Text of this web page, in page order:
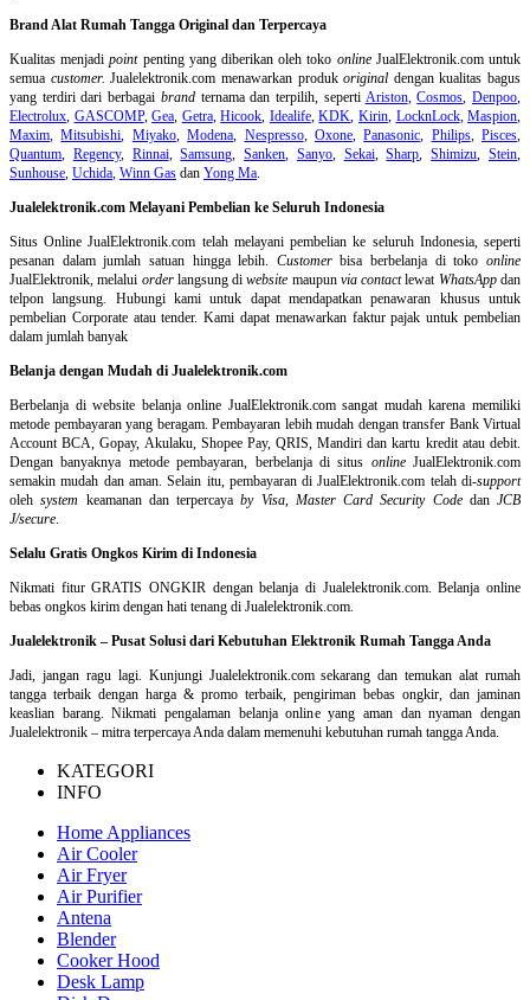
Brand Alat Rumah Tangga Original dan Terpercaya
Kualitas menjadipointpenting yang diberikan oleh toko onlineJualElektronik.com untuk
semua customer. Jualelektronik.com menawarkan produkoriginal dengan kualitas bagus
yang terdiri dari berbagai brandternama dan terpilih, seperti Ariston,Cosmos ,Denpoo
Electrolux GASCOMP,Gea Getra,Hicook Idealife,KDK Kirin, LocknLock,Maspion
Maxim ,Mitsubishi Miyako,Modena Nespresso, Oxone,Panasonic Philips, Pisces
Quantum
Regency, Rinnai,Samsung ,Sanken Sanyo, Sekai,Sharp ,Shimizu ,Stein
Sunhouse Uchida Winn Gas dan Yong Ma
Jualelektronik.com Melayani Pembelian ke Seluruh Indonesia
Situs Online JualElektronik.com telah melayani pembelian ke seluruh Indonesia, seperti
pesanan dalam jumlah satuan hingga lebih. Customerbisa berbelanja di tokoonline
JualElektronik, melalui orderlangsung diwebsite maupun via contactlewat WhatsAppdan
telpon langsung
Hubungi kami untuk dapat mendapatkan penawaran khusus untuk
pembelian Corporate atau tender. Kami dapat menawarkan faktur pajak untuk pembelian
dalam jumlah banyak
Belanja dengan Mudah di Jualelektronik.com
Berbelanja diwebsite belanja online JualElektronik.com sangat mudah karena memiliki
metode pembayaran yang beragam. Pembayaran lebih mudah dengan transfer Bank Virtual
Account BCA, Gopay, Akulaku, Shopee Pay, QRIS, Mandiri dan kartu kredit atau debit.
Dengan banyaknya metode pembayaran, berbelanja di situs onlineJualElektronik.com
semakin mudah dan aman. Selain itu, pembayaran di JualElektronik.com telah di-support
olehsystem keamanan dan terpercayaby Visa, Master Card Security Codedan JCB
J/secure
Selalu Gratis Ongkos Kirim di Indonesia
Nikmati fitur GRATIS ONGKIR dengan belanja di Jualelektronik.com. Belanja online
bebas ongkos kirim dengan hati tenang di Jualelektronik.com.
Jualelektronik – Pusat Solusi dari Kebutuhan Elektronik Rumah Tangga Anda
Jadi, jangan ragu lagi. Kunjungi Jualelektronik.com sekarang dan temukan alat rumah
tangga terbaik dengan harga & promo terbaik, pengiriman bebas ongkir, dan jaminan
keaslian barang. Nikmati pengalaman belanja online yang aman dan nyaman dengan
Jualelektronik – mitra terpercaya Anda dalam memenuhi kebutuhan rumah tangga Anda.
KATEGORI
INFO
Home Appliances
Air Cooler
Air Fryer
Air Purifier
Antena
Blender
Cooker Hood
Desk Lamp